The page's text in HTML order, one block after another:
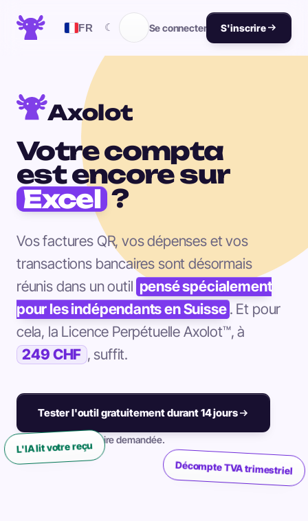
FR ☾ Se connecter S'inscrire
Axolot
Votre compta
est encore sur
Excel ?
Vos factures QR, vos dépenses et vos
transactions bancaires sont désormais
réunis dans un outil pensé spécialement
pour les indépendants en Suisse . Et pour
cela, la Licence Perpétuelle Axolot™, à
249 CHF , suffit.
Tester l'outil gratuitement durant 14 jours
Aucune carte bancaire demandée.
L'IA lit votre reçu
Décompte TVA trimestriel